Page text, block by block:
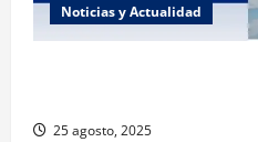
Noticias y Actualidad
25 agosto, 2025